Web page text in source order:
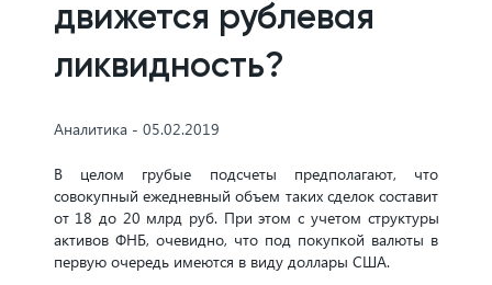
движется рублевая
ликвидность?
Аналитика - 05.02.2019
В целом грубые подсчеты предполагают, что
совокупный ежедневный объем таких сделок составит
от 18 до 20 млрд руб. При этом с учетом структуры
активов ФНБ, очевидно, что под покупкой валюты в
первую очередь имеются в виду доллары США.